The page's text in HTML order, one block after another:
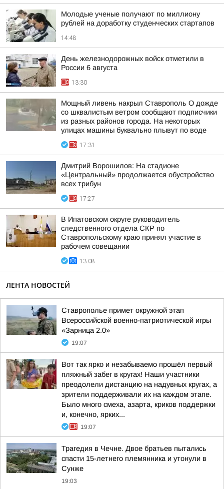
Молодые ученые получают по миллиону
рублей на доработку студенческих стартапов
14:48
День железнодорожных войск отметили в
России 6 августа
13:30
Мощный ливень накрыл Ставрополь О дожде
со шквалистым ветром сообщают подписчики
из разных районов города. На некоторых
улицах машины буквально плывут по воде
17:31
Дмитрий Ворошилов: На стадионе
«Центральный» продолжается обустройство
всех трибун
17:27
В Ипатовском округе руководитель
следственного отдела СКР по
Ставропольскому краю принял участие в
рабочем совещании
13:08
ЛЕНТА НОВОСТЕЙ
Ставрополье примет окружной этап
Всероссийской военно-патриотической игры
«Зарница 2.0»
19:07
Вот так ярко и незабываемо прошёл первый
пляжный забег в кругах! Наши участники
преодолели дистанцию на надувных кругах, а
зрители поддерживали их на каждом этапе.
Было много смеха, азарта, криков поддержки
и, конечно, ярких...
19:07
Трагедия в Чечне. Двое братьев пытались
спасти 15-летнего племянника и утонули в
Сунже
19:03